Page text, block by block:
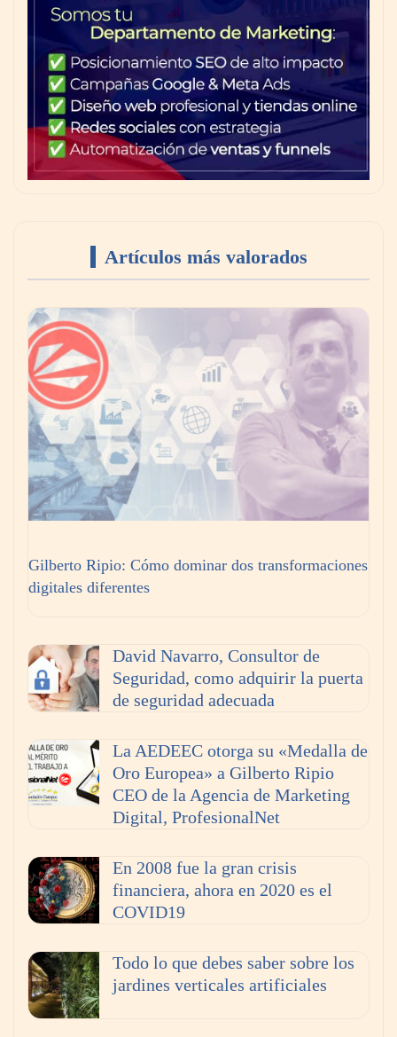
Artículos más valorados
Gilberto Ripio: Cómo dominar dos transformaciones
digitales diferentes
David Navarro, Consultor de
Seguridad, como adquirir la puerta
de seguridad adecuada
La AEDEEC otorga su «Medalla de
Oro Europea» a Gilberto Ripio
CEO de la Agencia de Marketing
Digital, ProfesionalNet
En 2008 fue la gran crisis
financiera, ahora en 2020 es el
COVID19
Todo lo que debes saber sobre los
jardines verticales artificiales